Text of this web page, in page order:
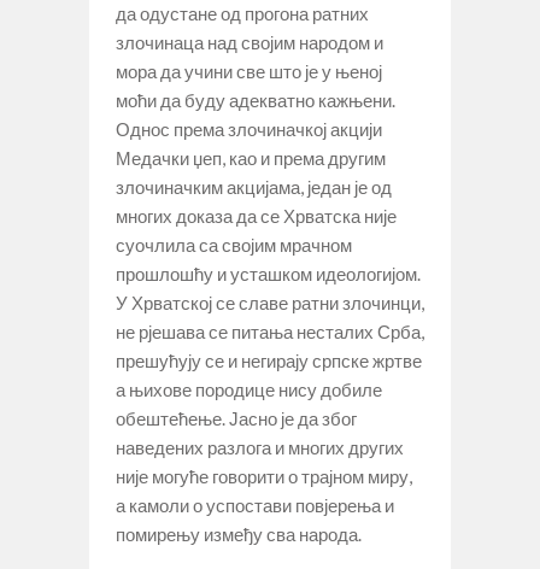
да одустане од прогона ратних
злочинаца над својим народом и
мора да учини све што је у њеној
моћи да буду адекватно кажњени.
Однос према злочиначкој акцији
Медачки џеп, као и према другим
злочиначким акцијама, један је од
многих доказа да се Хрватска није
суочлила са својим мрачном
прошлошћу и усташком идеологијом.
У Хрватској се славе ратни злочинци,
не рјешава се питања несталих Срба,
прешућују се и негирају српске жртве
а њихове породице нису добиле
обештећење. Јасно је да због
наведених разлога и многих других
није могуће говорити о трајном миру,
а камоли о успостави повјерења и
помирењу између сва народа.